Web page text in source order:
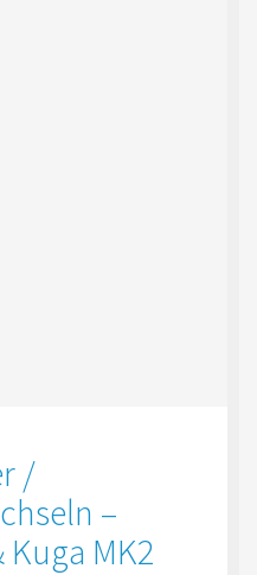
/
–
MK2